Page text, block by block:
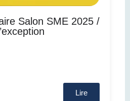
Salon SME 2025 /
Lire